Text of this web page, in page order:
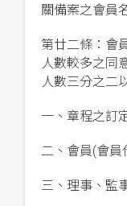
關備案之會員
第廿二條：會
人數較多之同
人數三分之二
一、章程之訂
二、會員(會員
三、理事、監